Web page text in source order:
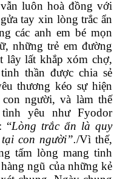
luôn hoà đồng với
tay xin lòng trắc ẩn
các anh em bé mọn
những trẻ em đường
lây lất khắp xóm chợ,
thần được chia sẻ
thương kéo sự hiện
người, và làm thế
yêu như Fyodor
“Lòng trắc ẩn là quy
con người”./Vì thế,
tấm lòng mang tinh
ngũ của những kẻ